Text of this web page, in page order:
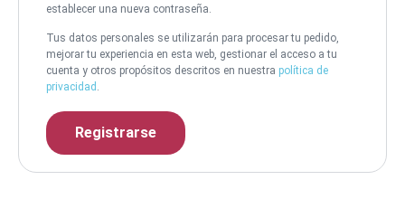
establecer una nueva contraseña.
Tus datos personales se utilizarán para procesar tu pedido,
mejorar tu experiencia en esta web, gestionar el acceso a tu
cuenta y otros propósitos descritos en nuestra política de
privacidad .
Registrarse